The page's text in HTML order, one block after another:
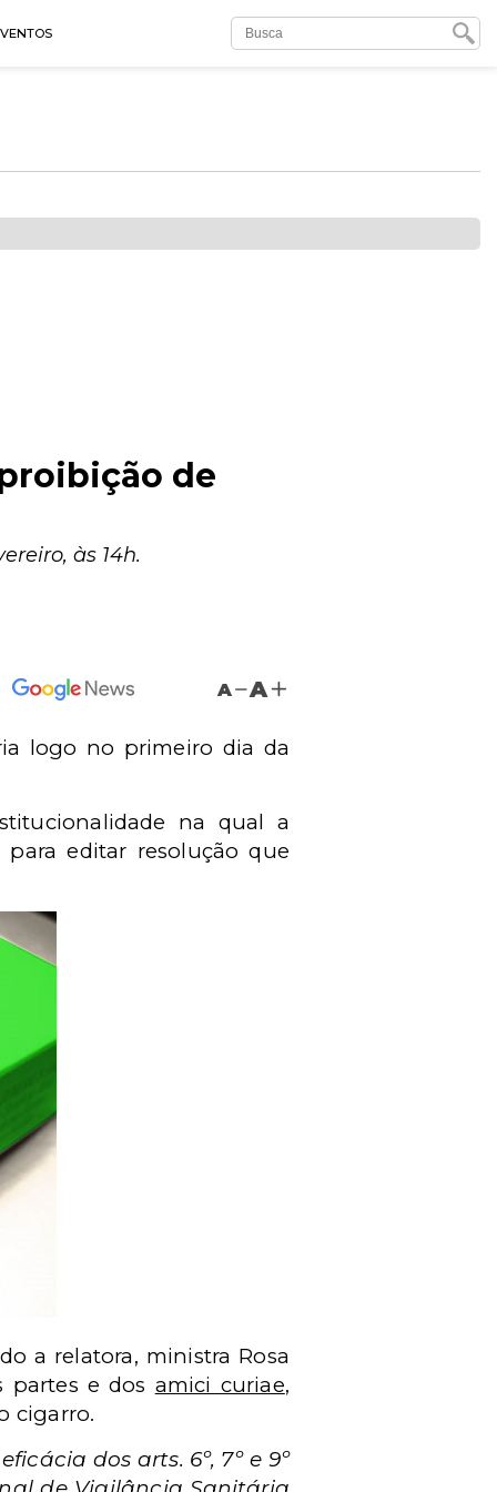
de
às 14h.
A A
logo no primeiro dia da
na qual a
editar resolução que
a relatora, ministra Rosa
partes e dos amici curiae,
cigarro.
dos arts. 6º, 7º e 9º